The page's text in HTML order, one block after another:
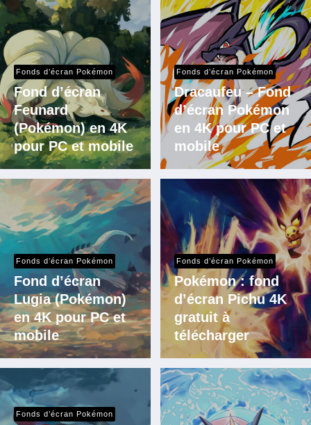
Fonds d’écran Pokémon
Fond d’écran
Feunard
(Pokémon) en 4K
pour PC et mobile
Fonds d’écran Pokémon
Dracaufeu – Fond
d’écran Pokémon
en 4K pour PC et
mobile
Fonds d’écran Pokémon
Fond d’écran
Lugia (Pokémon)
en 4K pour PC et
mobile
Fonds d’écran Pokémon
Pokémon : fond
d’écran Pichu 4K
gratuit à
télécharger
Fonds d’écran Pokémon